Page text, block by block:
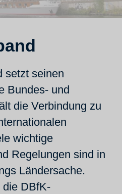
setzt seinen
Bundes- und
die Verbindung zu
wichtige
Regelungen sind in
Ländersache.
die DBfK-